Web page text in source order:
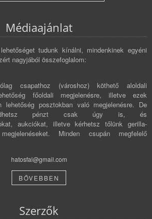
Médiaajánlat
tudunk kínálni, mindenkinek egyéni
nagyjából összefoglalom:
csapathoz (városhoz) köthető aloldali
főoldali megjelenésre, illetve ezek
lehetőség posztokban való megjelenésre. De
pénzt csak úgy is, és
aukciókat, illetve kérhetsz tőlünk gerilla-
Minden csupán megfelelő
hatosfal@gmail.com
BŐVEBBEN
Szerzők